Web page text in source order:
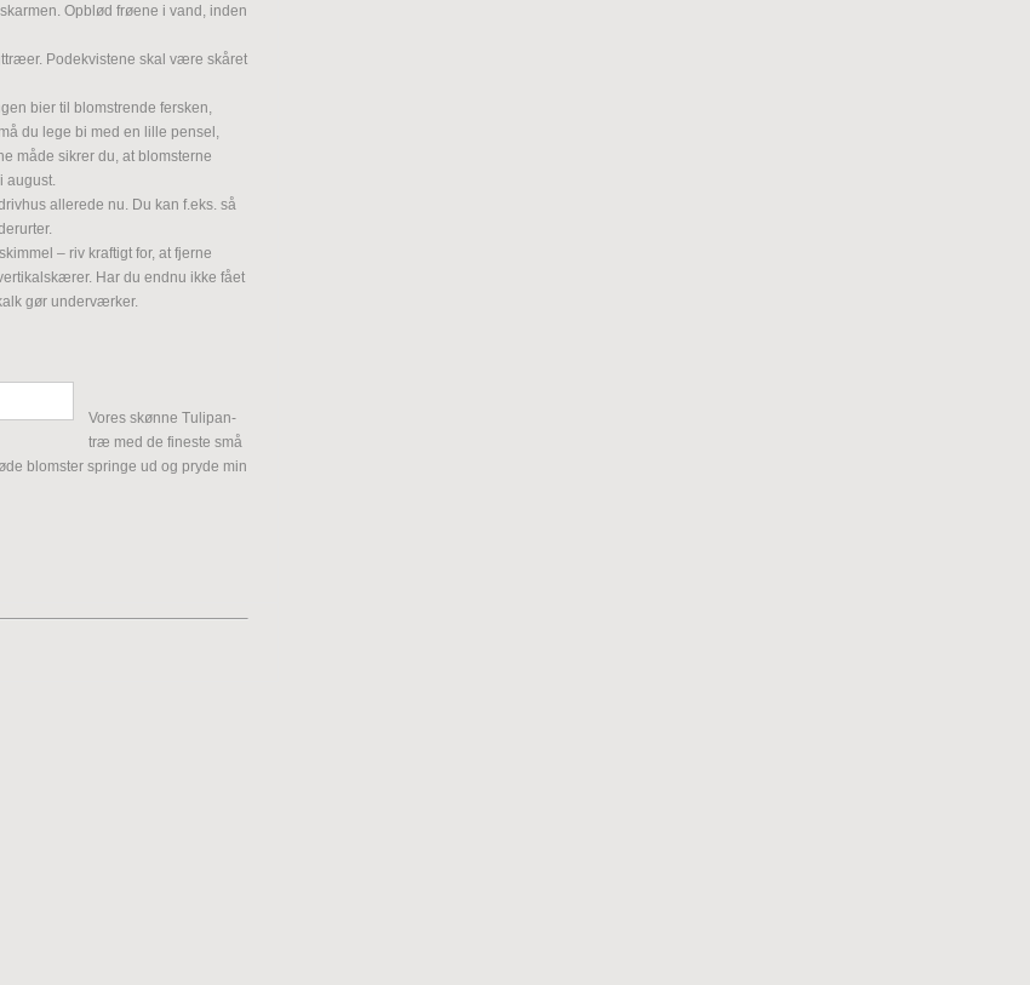
Opblød frøene i vand, inden
Podekvistene skal være skåret
bier til blomstrende fersken,
du lege bi med en lille pensel,
måde sikrer du, at blomsterne
august.
allerede nu. Du kan f.eks. så
– riv kraftigt for, at fjerne
Har du endnu ikke fået
gør underværker.
Vores skønne Tulipan-
træ med de fineste små
blomster springe ud og pryde min